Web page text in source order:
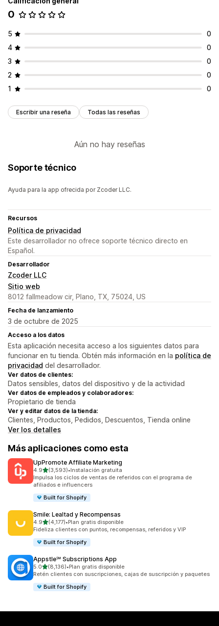
0
5
0
4
0
3
0
2
0
1
0
Escribir una reseña Todas las reseñas
Aún no hay reseñas
Soporte técnico
Ayuda para la app ofrecida por Zcoder LLC.
Recursos
Política de privacidad
Este desarrollador no ofrece soporte técnico directo en
Español.
Desarrollador
Zcoder LLC
Sitio web
8012 fallmeadow cir, Plano, TX, 75024, US
Fecha de lanzamiento
3 de octubre de 2025
Acceso a los datos
Esta aplicación necesita acceso a los siguientes datos para
funcionar en tu tienda. Obtén más información en la política de
privacidad del desarrollador.
Ver datos de clientes:
Datos sensibles, datos del dispositivo y de la actividad
Ver datos de empleados y colaboradores:
Propietario de tienda
Ver y editar datos de la tienda:
Clientes, Productos, Pedidos, Descuentos, Tienda online
Ver los detalles
Más aplicaciones como esta
UpPromote Affiliate Marketing
4.9de 5 estrellas
(3,593)
3593 reseñas en total
•Instalación gratuita
Impulsa los ciclos de ventas de referidos con el programa de
afiliados e influencers
Built for Shopify
Smile: Lealtad y Recompensas
4.9de 5 estrellas
(4,177)
4177 reseñas en total
•Plan gratis disponible
Fideliza clientes con puntos, recompensas, referidos y VIP
Built for Shopify
Appstle℠ Subscriptions App
5.0de 5 estrellas
(8,136)
8136 reseñas en total
•Plan gratis disponible
Retén clientes con suscripciones, cajas de suscripción y paquetes
Built for Shopify